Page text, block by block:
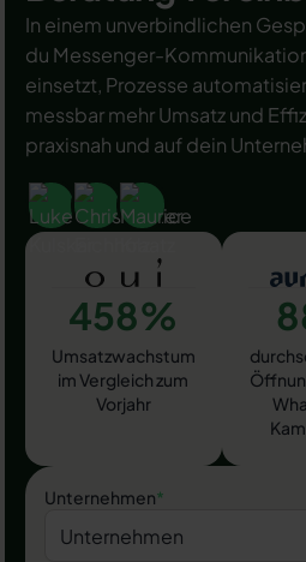
In einem unverbindlichen
du Messenger-
einsetzt, Prozesse
messbar mehr Umsatz und
praxisnah und auf dein
458%
Umsatzwachstum
im Vergleich zum
Vorjahr
Unternehmen*